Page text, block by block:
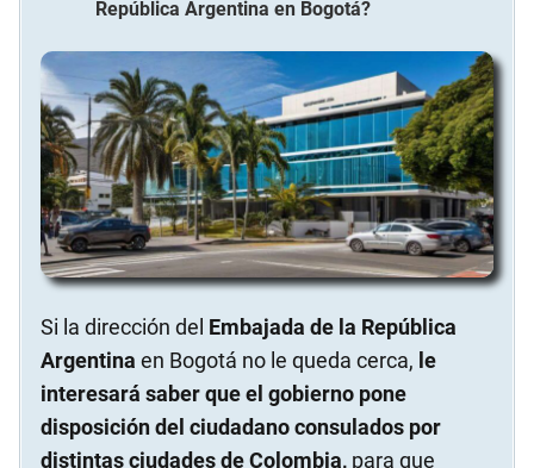
República Argentina en Bogotá?
Si la dirección del Embajada de la República
Argentina en Bogotá no le queda cerca, le
interesará saber que el gobierno pone
disposición del ciudadano consulados por
distintas ciudades de Colombia, para que